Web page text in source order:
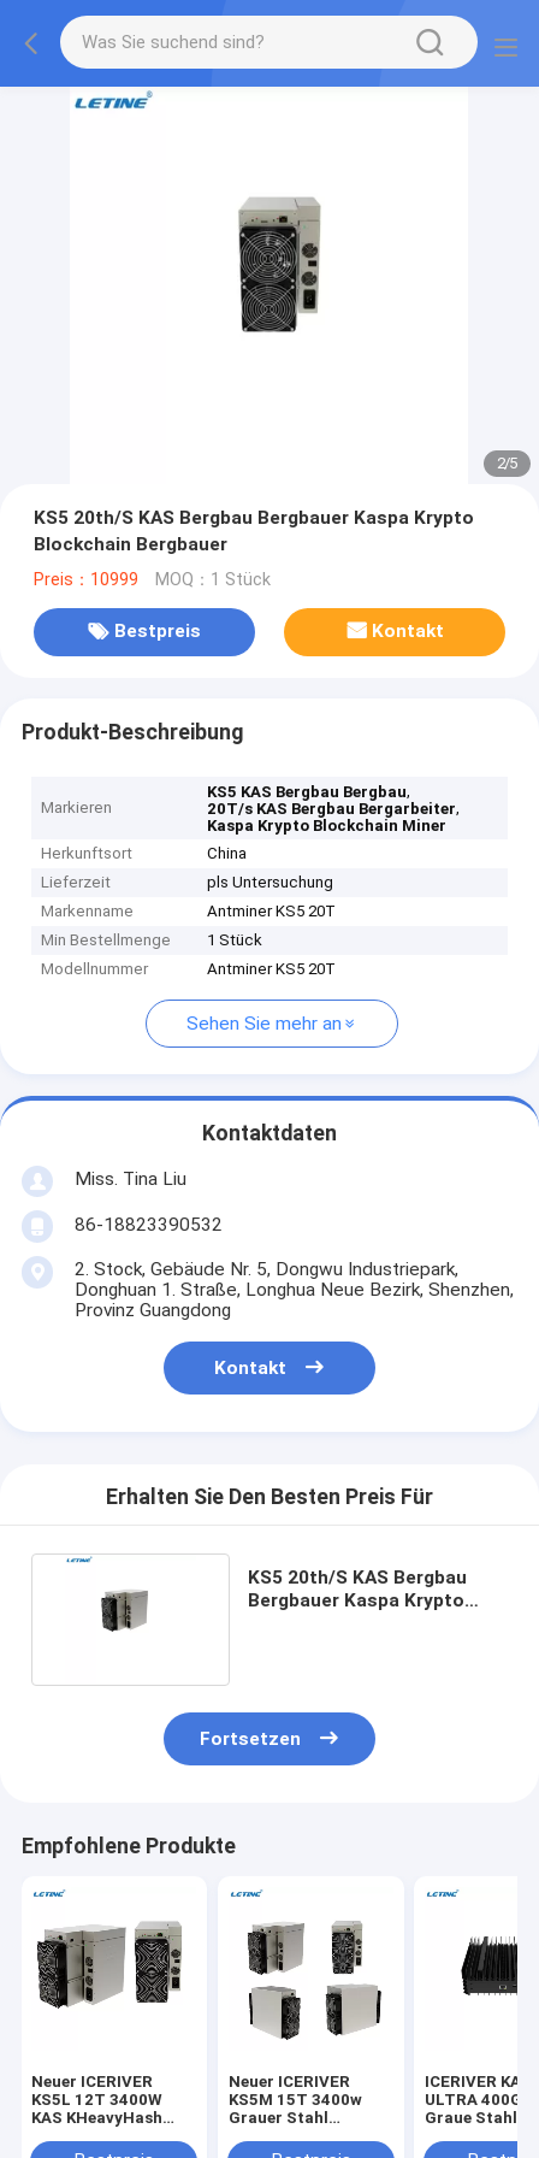
2/5
KS5 20th/S KAS Bergbau Bergbauer Kaspa Krypto
Blockchain Bergbauer
Preis：10999 MOQ：1 Stück
Bestpreis Kontakt
Produkt-Beschreibung
Markieren
KS5 KAS Bergbau Bergbau,
20T/s KAS Bergbau Bergarbeiter,
Kaspa Krypto Blockchain Miner
Herkunftsort
China
Lieferzeit
pls Untersuchung
Markenname
Antminer KS5 20T
Min Bestellmenge
1 Stück
Modellnummer
Antminer KS5 20T
Sehen Sie mehr an
Kontaktdaten
Miss. Tina Liu
86-18823390532
2. Stock, Gebäude Nr. 5, Dongwu Industriepark,
Donghuan 1. Straße, Longhua Neue Bezirk, Shenzhen,
Provinz Guangdong
Kontakt
Erhalten Sie Den Besten Preis Für
KS5 20th/S KAS Bergbau
Bergbauer Kaspa Krypto
Fortsetzen
Empfohlene Produkte
Neuer ICERIVER
KS5L 12T 3400W
KAS KHeavyHash
Kaspa KDA
Neuer ICERIVER
KS5M 15T 3400w
Grauer Stahl
Algorithmus für den
ICERIVER KAS
ULTRA 400G
Graue Stahl
Algorithmus